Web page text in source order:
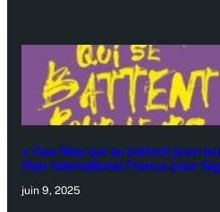
« Ces filles qui se battent pour
Plan International France pour
juin 9, 2025